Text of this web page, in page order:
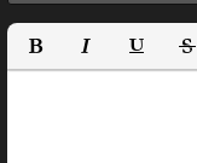
Полужирный
Курсив